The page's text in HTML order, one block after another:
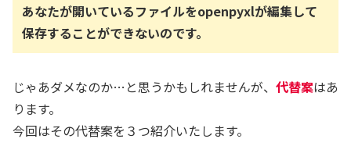
あなたが開いているファイルをopenpyxlが編集して
保存することができないのです。
じゃあダメなのか…と思うかもしれませんが、 代替案はあ
ります。
今回はその代替案を３つ紹介いたします。